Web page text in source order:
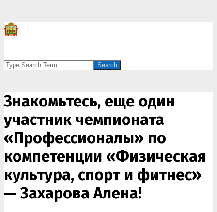
Search
Знакомьтесь, еще один
участник чемпионата
«Профессионалы» по
компетенции «Физическая
культура, спорт и фитнес»
— Захарова Алена!